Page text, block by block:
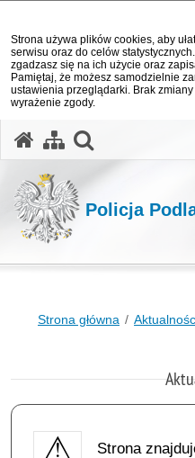
Strona używa plików cookies, aby
serwisu oraz do celów
zgadzasz się na ich użycie oraz
Pamiętaj, że możesz samodzielnie
ustawienia przeglądarki. Brak
wyrażenie zgody.
Policja
Strona główna
Strona